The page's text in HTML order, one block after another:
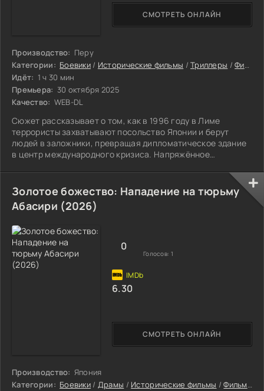
Производство: Перу
Категории: Боевики / Исторические фильмы /Триллеры /Фильмы
Идёт: 1 ч 30 мин
Премьера: 30 октября 2025
Качество: WEB-DL
Сюжет рассказывает о том, как в 1996 году в Лиме
террористы захватывают посольство Японии и берут
людей в заложники, превращая дипломатическое здание
в центр международного кризиса. Напряжённое
ожидание и политическое давление становятся частью
ежедневной борьбы. Пока заложники надеются на
спасение, перуанский спецназ тайно готовит дерзкую
операцию, где любая ошибка может стоить десятков
СМОТРЕТЬ ОНЛАЙН
Золотое божество: Нападение на тюрьму
Абасири (2026)
Производство: Япония
Категории: Боевики / Драмы / Исторические фильмы /Фильмы-приключения
СМОТРЕТЬ ОНЛАЙН
0
Голосов: 1
6.30